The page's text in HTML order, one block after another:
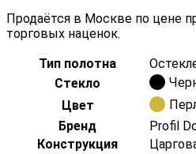
Продаётся в Москве по цене
торговых наценок.
Тип полотна
Стекло
Цвет
Бренд
Profil
Конструкция